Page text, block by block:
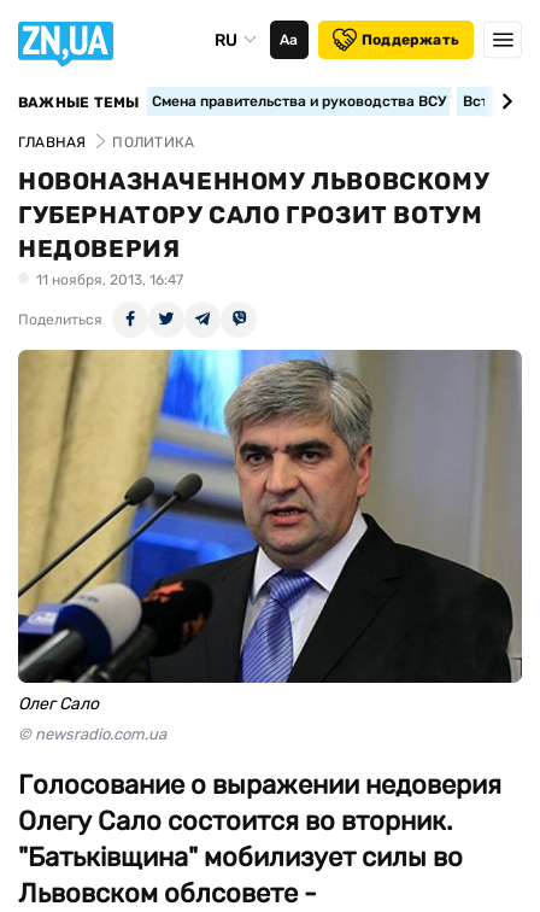
RU Аа Поддержать
ВАЖНЫЕ ТЕМЫ Смена правительства и руководства ВСУ
ГЛАВНАЯ ПОЛИТИКА
НОВОНАЗНАЧЕННОМУ ЛЬВОВСКОМУ
ГУБЕРНАТОРУ САЛО ГРОЗИТ ВОТУМ
НЕДОВЕРИЯ
11 ноября, 2013, 16:47
Поделиться
Олег Сало
© newsradio.com.ua
Голосование о выражении недоверия
Олегу Сало состоится во вторник.
"Батьківщина" мобилизует силы во
Львовском облсовете -